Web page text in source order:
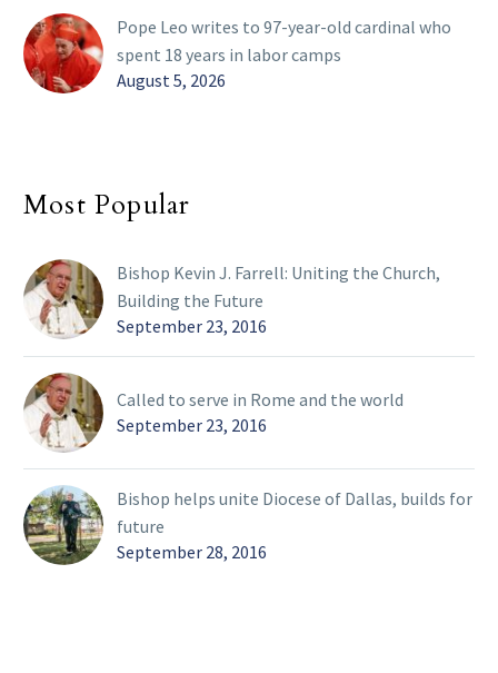
Pope Leo writes to 97-year-old cardinal who
spent 18 years in labor camps
August 5, 2026
Most Popular
Bishop Kevin J. Farrell: Uniting the Church,
Building the Future
September 23, 2016
Called to serve in Rome and the world
September 23, 2016
Bishop helps unite Diocese of Dallas, builds for
future
September 28, 2016